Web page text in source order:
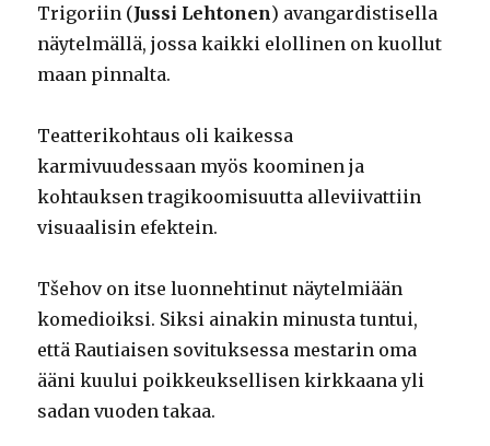
Trigoriin (Jussi Lehtonen) avangardistisella
näytelmällä, jossa kaikki elollinen on kuollut
maan pinnalta.
Teatterikohtaus oli kaikessa
karmivuudessaan myös koominen ja
kohtauksen tragikoomisuutta alleviivattiin
visuaalisin efektein.
Tšehov on itse luonnehtinut näytelmiään
komedioiksi. Siksi ainakin minusta tuntui,
että Rautiaisen sovituksessa mestarin oma
ääni kuului poikkeuksellisen kirkkaana yli
sadan vuoden takaa.